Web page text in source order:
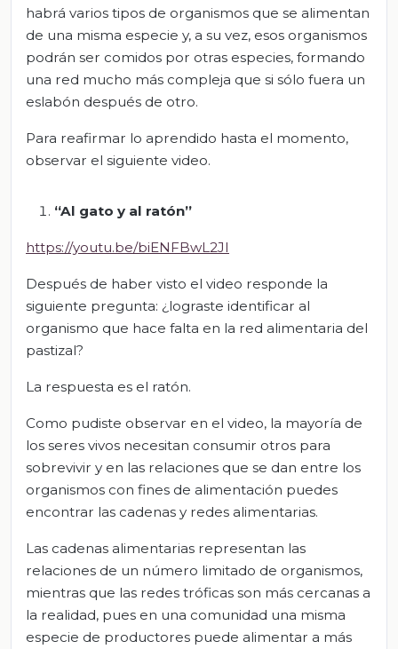
habrá varios tipos de organismos que se alimentan
de una misma especie y, a su vez, esos organismos
podrán ser comidos por otras especies, formando
una red mucho más compleja que si sólo fuera un
eslabón después de otro.
Para reafirmar lo aprendido hasta el momento,
observar el siguiente video.
“Al gato y al ratón”
https://youtu.be/biENFBwL2JI
Después de haber visto el video responde la
siguiente pregunta: ¿lograste identificar al
organismo que hace falta en la red alimentaria del
pastizal?
La respuesta es el ratón.
Como pudiste observar en el video, la mayoría de
los seres vivos necesitan consumir otros para
sobrevivir y en las relaciones que se dan entre los
organismos con fines de alimentación puedes
encontrar las cadenas y redes alimentarias.
Las cadenas alimentarias representan las
relaciones de un número limitado de organismos,
mientras que las redes tróficas son más cercanas a
la realidad, pues en una comunidad una misma
especie de productores puede alimentar a más